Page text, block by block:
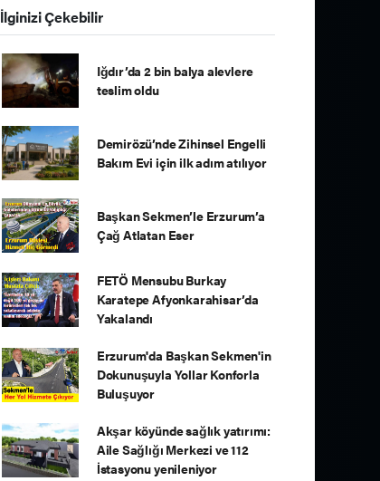
İlginizi Çekebilir
Iğdır’da 2 bin balya alevlere
teslim oldu
Demirözü’nde Zihinsel Engelli
Bakım Evi için ilk adım atılıyor
Başkan Sekmen’le Erzurum’a
Çağ Atlatan Eser
FETÖ Mensubu Burkay
Karatepe Afyonkarahisar’da
Yakalandı
Erzurum'da Başkan Sekmen'in
Dokunuşuyla Yollar Konforla
Buluşuyor
Akşar köyünde sağlık yatırımı:
Aile Sağlığı Merkezi ve 112
İstasyonu yenileniyor